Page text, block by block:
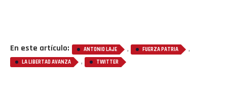
En este artículo: ANTONIO LAJE , FUERZA PATRIA ,
LA LIBERTAD AVANZA , TWITTER